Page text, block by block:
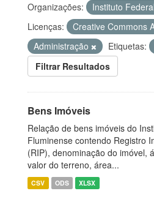
Organizações:
Instituto
Licenças:
Creative Commons
Administração
Etiquetas:
Filtrar Resultados
Bens Imóveis
Relação de bens imóveis do
Fluminense contendo Registro
(RIP), denominação do imóvel,
valor do terreno, área...
CSV ODS XLSX